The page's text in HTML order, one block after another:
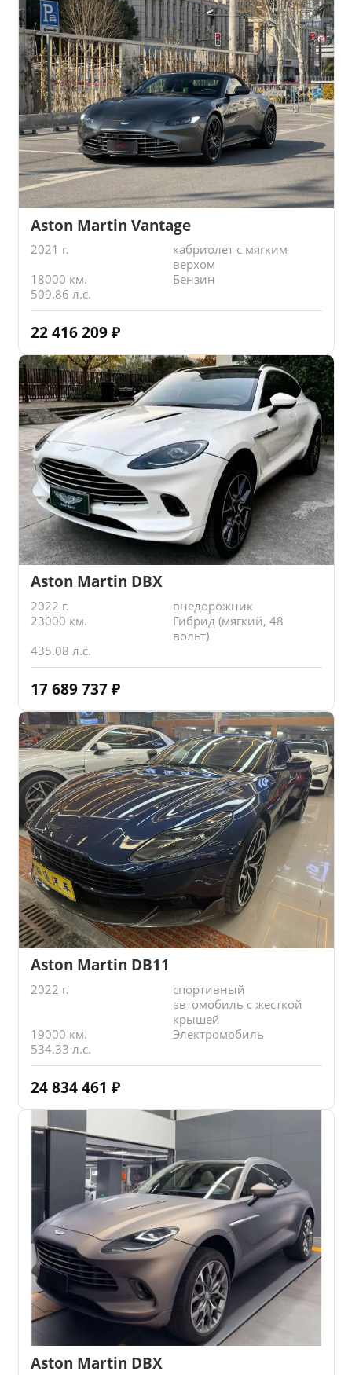
Aston Martin Vantage
2021 г.
кабриолет с мягким
верхом
18000 км.
Бензин
509.86 л.с.
22 416 209 ₽
Aston Martin DBX
2022 г.
внедорожник
23000 км.
Гибрид (мягкий, 48
вольт)
435.08 л.с.
17 689 737 ₽
Aston Martin DB11
2022 г.
спортивный
автомобиль с жесткой
крышей
19000 км.
Электромобиль
534.33 л.с.
24 834 461 ₽
Aston Martin DBX